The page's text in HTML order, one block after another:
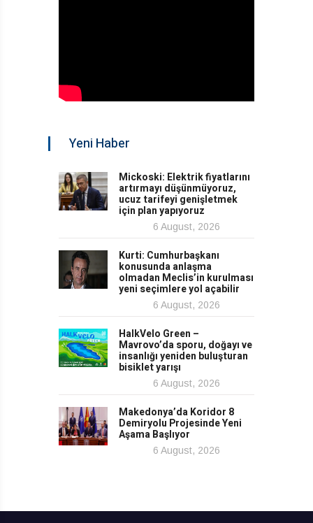
Yeni Haber
Mickoski: Elektrik fiyatlarını
artırmayı düşünmüyoruz,
ucuz tarifeyi genişletmek
için plan yapıyoruz
6 August, 2026
Kurti: Cumhurbaşkanı
konusunda anlaşma
olmadan Meclis’in kurulması
yeni seçimlere yol açabilir
6 August, 2026
HalkVelo Green –
Mavrovo’da sporu, doğayı ve
insanlığı yeniden buluşturan
bisiklet yarışı
6 August, 2026
Makedonya’da Koridor 8
Demiryolu Projesinde Yeni
Aşama Başlıyor
6 August, 2026